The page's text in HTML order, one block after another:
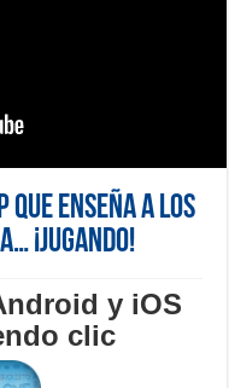
que enseña a los
¡jugando!
y iOS
clic